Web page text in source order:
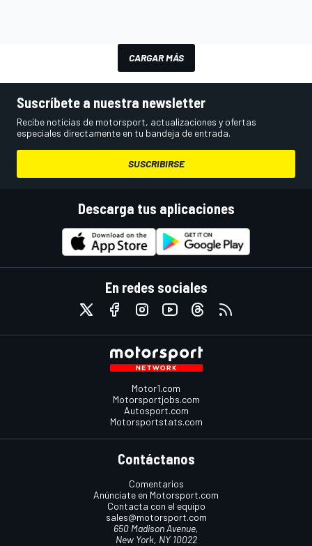
CARGAR MÁS
Suscríbete a nuestra newsletter
Recibe noticias de motorsport, actualizaciones y ofertas
especiales directamente en tu bandeja de entrada.
SUSCRIBIRSE
Descarga tus aplicaciones
En redes sociales
Motor1.com
Motorsportjobs.com
Autosport.com
Motorsportstats.com
Contáctanos
Comentarios
Anúnciate en Motorsport.com
Contacta con el equipo
sales@motorsport.com
650 Madison Avenue,
New York, NY 10022